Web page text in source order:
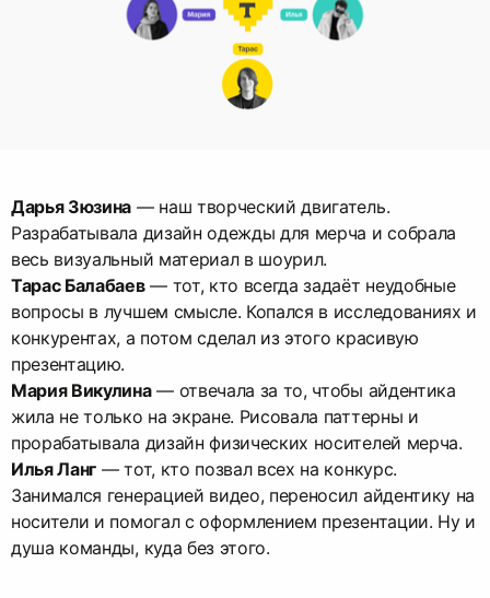
Дарья Зюзина — наш творческий двигатель.
Разрабатывала дизайн одежды для мерча и собрала
Тарас Балабаев— тот, кто всегда задаёт неудобные
вопросы в лучшем смысле. Копался в исследованиях и
конкурентах, а потом сделал из этого красивую
Мария Викулина— отвечала за то, чтобы айдентика
жила не только на экране. Рисовала паттерны и
Илья Ланг — тот, кто позвал всех на конкурс.
Занимался генерацией видео, переносил айдентику на
носители и помогал с оформлением презентации. Ну и
душа команды, куда без этого.